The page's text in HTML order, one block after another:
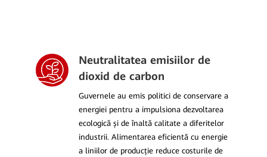
Neutralitatea emisiilor de
dioxid de carbon
Guvernele au emis politici de conservare a
energiei pentru a impulsiona dezvoltarea
ecologică și de înaltă calitate a diferitelor
industrii. Alimentarea eficientă cu energie
a liniilor de producție reduce costurile de